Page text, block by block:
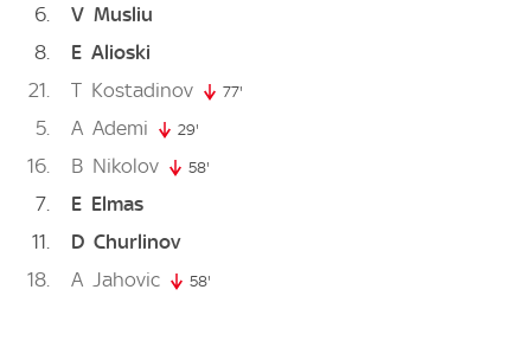
6
V Musliu
8
E Alioski
21
T Kostadinov 77'
5 A Ademi 29'
16 B Nikolov 58'
7 E Elmas
11
D Churlinov
18
A Jahovic 58'